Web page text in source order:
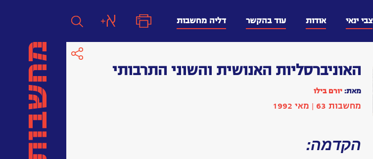
צבי ינאי אודות עוד בהקשר דליה מחשבות
האוניברסליות האנושית והשוני התרבותי
מאת: יורם בילו
מחשבות 63 | מאי 1992
הקדמה: